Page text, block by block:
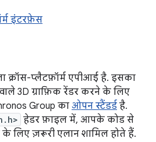
इंटरफ़ेस
क्रॉस-प्लैटफ़ॉर्म एपीआई है. इसका
3D ग्राफ़िक रेंडर करने के लिए
Group का ओपन स्टैंडर्ड है.
हेडर फ़ाइल में, आपके कोड से
लिए ज़रूरी एलान शामिल होते हैं.